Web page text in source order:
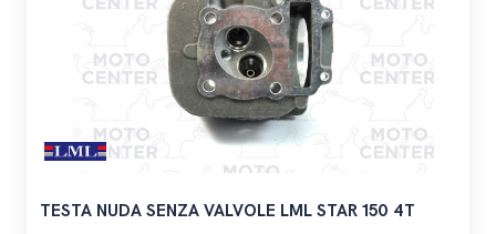
TESTA NUDA SENZA VALVOLE LML STAR 150 4T